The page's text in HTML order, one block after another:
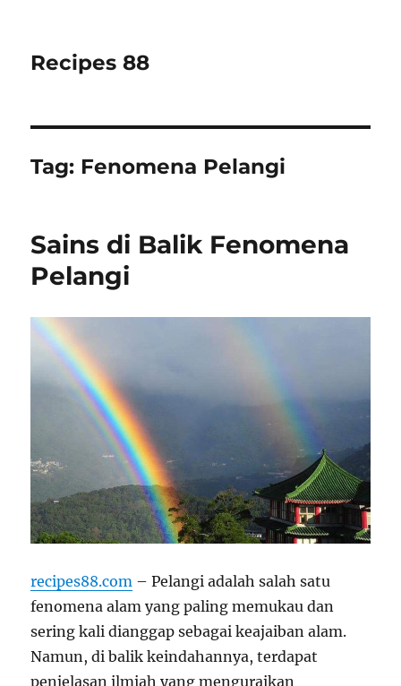
Recipes 88
Tag: Fenomena Pelangi
Sains di Balik Fenomena
Pelangi
recipes88.com – Pelangi adalah salah satu
fenomena alam yang paling memukau dan
sering kali dianggap sebagai keajaiban alam.
Namun, di balik keindahannya, terdapat
penjelasan ilmiah yang menguraikan